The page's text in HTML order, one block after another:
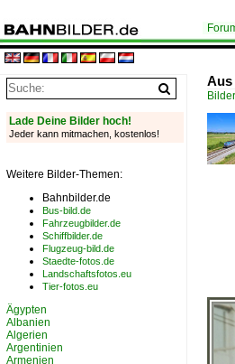
Aus
Lade Deine Bilder hoch!
Jeder kann mitmachen, kostenlos!
Weitere Bilder-Themen:
Bahnbilder.de
Bus-bild.de
Fahrzeugbilder.de
Schiffbilder.de
Flugzeug-bild.de
Staedte-fotos.de
Landschaftsfotos.eu
Tier-fotos.eu
Ägypten
Albanien
Algerien
Argentinien
Armenien